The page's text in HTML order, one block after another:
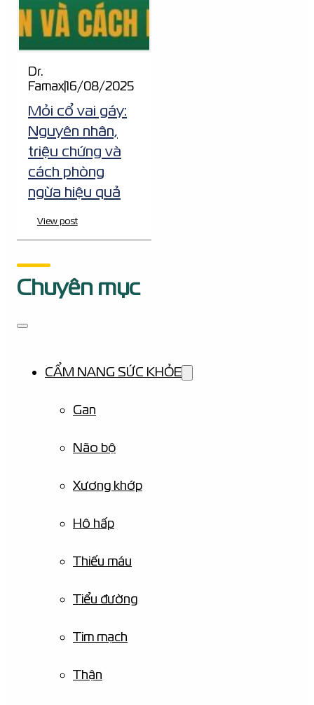
Dr.
Famax|16/08/2025
Mỏi cổ vai gáy:
Nguyên nhân,
triệu chứng và
cách phòng
ngừa hiệu quả
View post
Chuyên mục
CẨM NANG SỨC KHỎE
Gan
Não bộ
Xương khớp
Hô hấp
Thiếu máu
Tiểu đường
Tim mạch
Thận